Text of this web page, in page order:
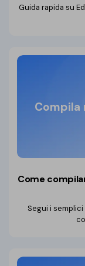
Guida rapida su
Compila
Come
Segui i